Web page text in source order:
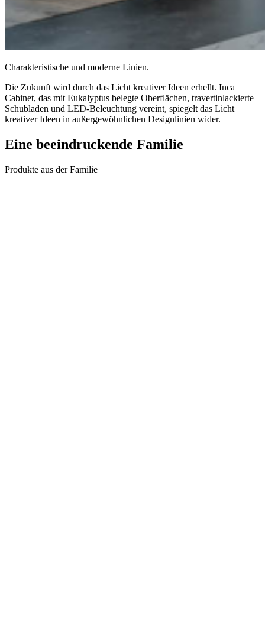
Charakteristische und moderne Linien.
Die Zukunft wird durch das Licht kreativer Ideen erhellt. Inca
Cabinet, das mit Eukalyptus belegte Oberflächen, travertinlackierte
Schubladen und LED-Beleuchtung vereint, spiegelt das Licht
kreativer Ideen in außergewöhnlichen Designlinien wider.
Eine beeindruckende Familie
Produkte aus der Familie